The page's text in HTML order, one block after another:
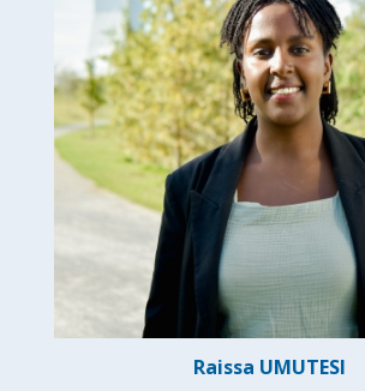
Raissa UMUTESI